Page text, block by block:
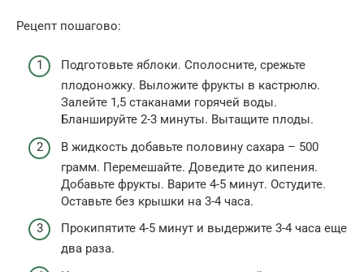
Рецепт пошагово:
Подготовьте яблоки. Сполосните, срежьте
плодоножку. Выложите фрукты в кастрюлю.
Залейте 1,5 стаканами горячей воды.
Бланшируйте 2-3 минуты. Вытащите плоды.
В жидкость добавьте половину сахара – 500
грамм. Перемешайте. Доведите до кипения.
Добавьте фрукты. Варите 4-5 минут. Остудите.
Оставьте без крышки на 3-4 часа.
Прокипятите 4-5 минут и выдержите 3-4 часа еще
два раза.